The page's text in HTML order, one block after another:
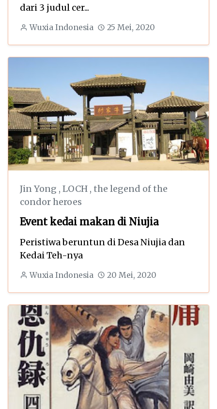
dari 3 judul cer...
Wuxia Indonesia 25 Mei, 2020
Jin Yong , LOCH , the legend of the
condor heroes
Event kedai makan di Niujia
Peristiwa beruntun di Desa Niujia dan
Kedai Teh-nya
Wuxia Indonesia 20 Mei, 2020